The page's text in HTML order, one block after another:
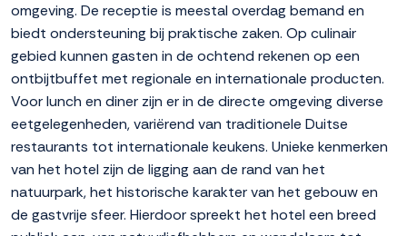
omgeving. De receptie is meestal overdag bemand en
biedt ondersteuning bij praktische zaken. Op culinair
gebied kunnen gasten in de ochtend rekenen op een
ontbijtbuffet met regionale en internationale producten.
Voor lunch en diner zijn er in de directe omgeving diverse
eetgelegenheden, variërend van traditionele Duitse
restaurants tot internationale keukens. Unieke kenmerken
van het hotel zijn de ligging aan de rand van het
natuurpark, het historische karakter van het gebouw en
de gastvrije sfeer. Hierdoor spreekt het hotel een breed